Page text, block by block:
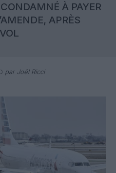
À PAYER
APRÈS
par Joël Ricci